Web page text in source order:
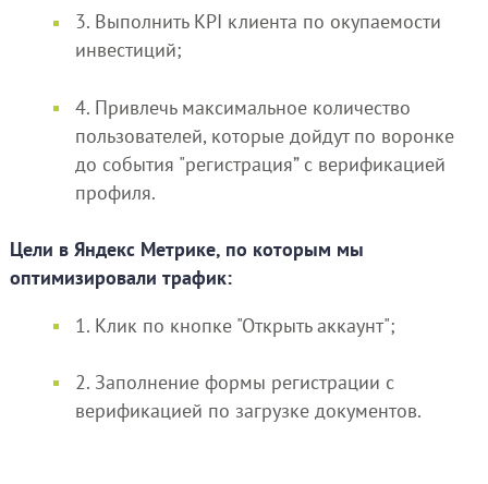
3. Выполнить KPI клиента по окупаемости
инвестиций;
4. Привлечь максимальное количество
пользователей, которые дойдут по воронке
до события "регистрация” с верификацией
профиля.
Цели в Яндекс Метрике, по которым мы
оптимизировали трафик:
1. Клик по кнопке "Открыть аккаунт";
2. Заполнение формы регистрации с
верификацией по загрузке документов.